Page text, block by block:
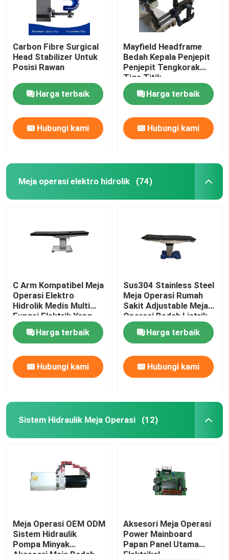
Carbon Fibre Surgical
Head Stabilizer Untuk
Posisi Rawan
Harga terbaik
Hubungi kami
Mayfield Headframe
Bedah Kepala Penjepit
Penjepit Tengkorak
Tiga Titik
Harga terbaik
Hubungi kami
Meja operasi elektro hidrolik (74)
C Arm Kompatibel Meja
Operasi Elektro
Hidrolik Medis Multi
Fungsi Elektrik Yang
Digunakan Di Rumah
Sakit Harga terbaik
Hubungi kami
Sus304 Stainless Steel
Meja Operasi Rumah
Sakit Adjustable Meja
Operasi Bedah Listrik
Lipat
Harga terbaik
Hubungi kami
Sistem Hidraulik Meja Operasi (12)
Meja Operasi OEM ODM
Sistem Hidraulik
Pompa Minyak
Aksesori Meja Bedah
Aksesori Meja Operasi
Power Mainboard
Papan Panel Utama
Elektrikal